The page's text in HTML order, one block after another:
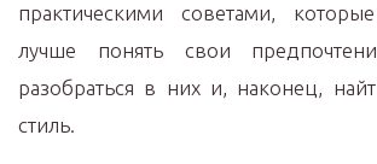
практическими советами,
лучше понять свои
разобраться в них и, наконец,
стиль.